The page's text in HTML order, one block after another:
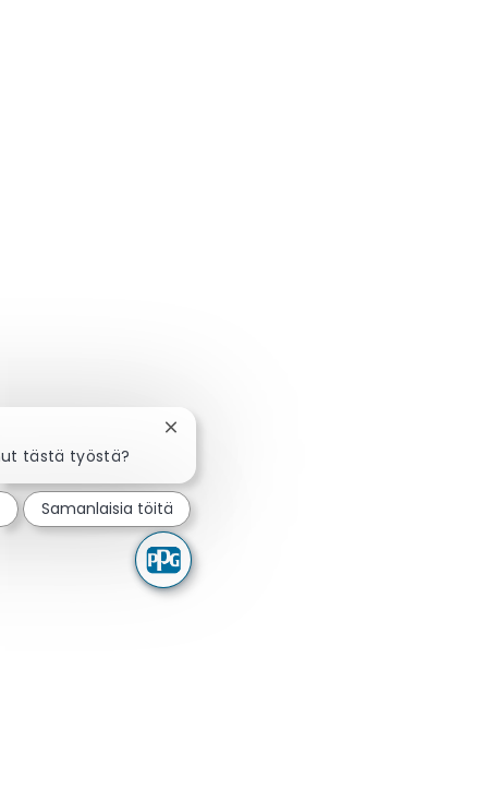
tästä työstä?
Sulje chatbot-ilmoitus
Samanlaisia töitä